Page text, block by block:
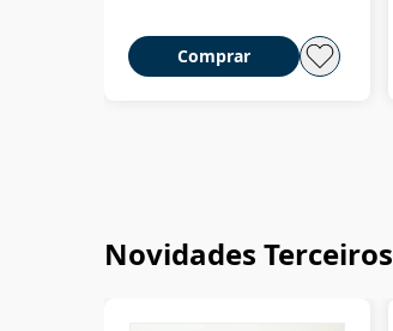
Comprar
Novidades Terceiros